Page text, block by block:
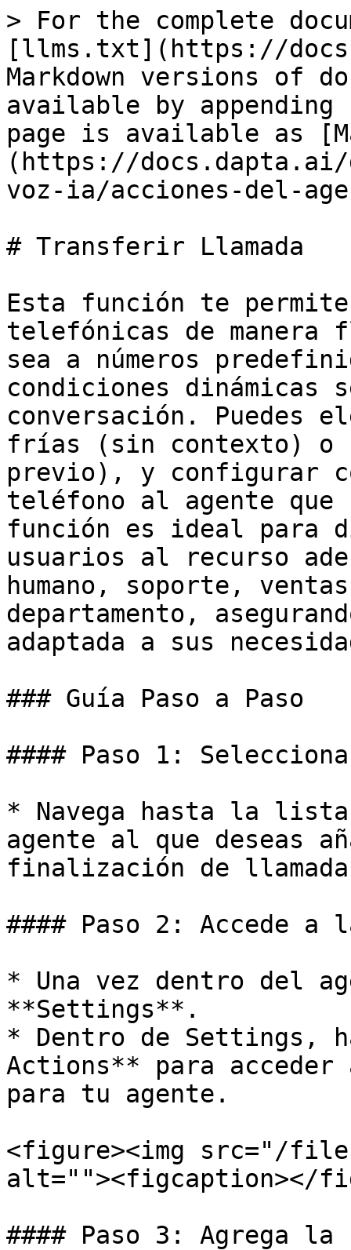
> For the complete
[llms.txt](https://
Markdown versions of
available by
page is available as
(https://docs.dapta.ai/
voz-ia/acciones-del-
# Transferir Llamada
Esta función te
telefónicas de
sea a números
condiciones dinámicas
conversación. Puedes
frías (sin contexto) o
previo), y configurar
teléfono al agente
función es ideal para
usuarios al recurso
humano, soporte,
departamento,
adaptada a sus
### Guía Paso a Paso
#### Paso 1:
* Navega hasta la
agente al que deseas
finalización de
#### Paso 2: Accede a
* Una vez dentro del
**Settings**.
* Dentro de Settings,
Actions** para
para tu agente.
<figure><img src="/files/
alt=""><figcaption></
#### Paso 3: Agrega